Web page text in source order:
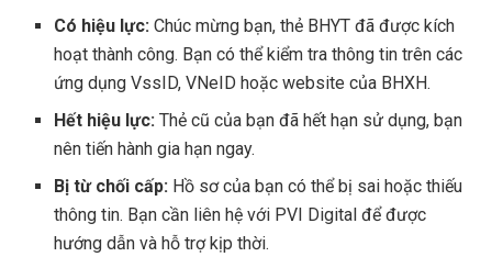
Có hiệu lực: Chúc mừng bạn, thẻ BHYT đã được kích
hoạt thành công. Bạn có thể kiểm tra thông tin trên các
ứng dụng VssID, VNeID hoặc website của BHXH.
Hết hiệu lực: Thẻ cũ của bạn đã hết hạn sử dụng, bạn
nên tiến hành gia hạn ngay.
Bị từ chối cấp: Hồ sơ của bạn có thể bị sai hoặc thiếu
thông tin. Bạn cần liên hệ với PVI Digital để được
hướng dẫn và hỗ trợ kịp thời.